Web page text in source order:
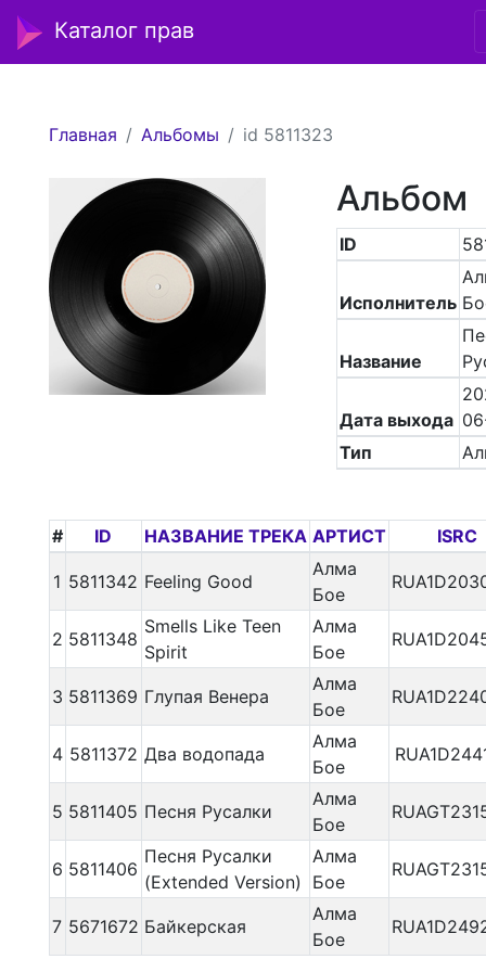
Каталог прав
Главная Альбомы id 5811323
Альбом
ID
Исполнитель
Название
Дата выхода
Тип
# ID НАЗВАНИЕ ТРЕКА АРТИСТ ISRC
1 5811342 Feeling Good
Алма
Бое
2 5811348
Smells Like Teen
Spirit
Алма
Бое
3 5811369 Глупая Венера
Алма
Бое
4 5811372 Два водопада
Алма
Бое
5 5811405 Песня Русалки
Алма
Бое
6 5811406
Песня Русалки
(Extended Version)
Алма
Бое
7 5671672 Байкерская
Алма
Бое